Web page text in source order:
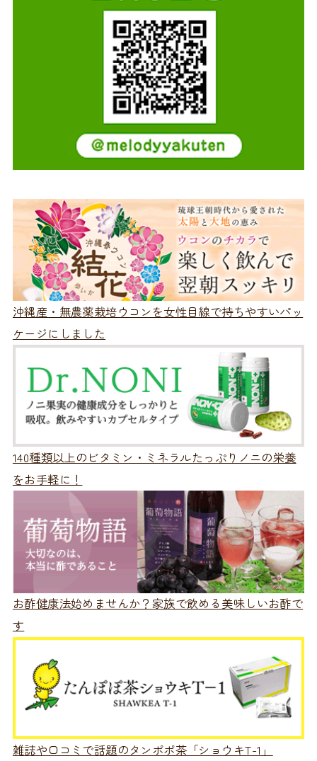
沖縄産・無農薬栽培ウコンを女性目線で持ちやすいパッ
ケージにしました
140種類以上のビタミン・ミネラルたっぷりノニの栄養
をお手軽に！
お酢健康法始めませんか？家族で飲める美味しいお酢で
す
雑誌や口コミで話題のタンポポ茶「ショウキT-1」